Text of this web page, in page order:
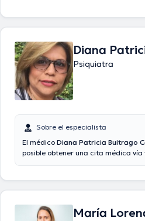
Diana
Psiquiatra
Sobre el especialista
El médico Diana Patricia Buitrago
posible obtener una cita médica
María